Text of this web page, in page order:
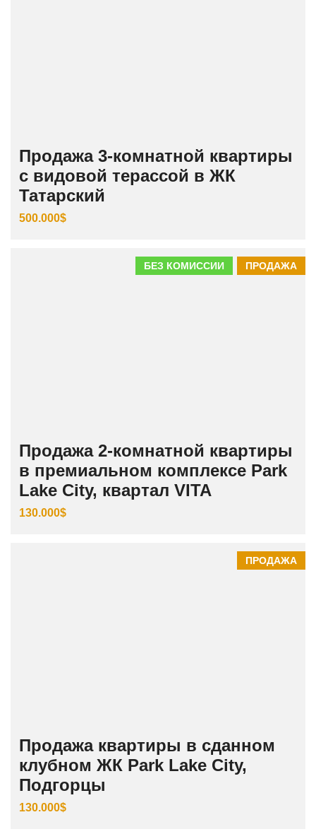
Продажа 3‑комнатной квартиры
с видовой терассой в ЖК
Татарский
500.000$
ПРОДАЖА
БЕЗ КОМИССИИ
Продажа 2-комнатной квартиры
в премиальном комплексе Park
Lake City, квартал VITA
130.000$
ПРОДАЖА
Продажа квартиры в сданном
клубном ЖК Park Lake City,
Подгорцы
130.000$